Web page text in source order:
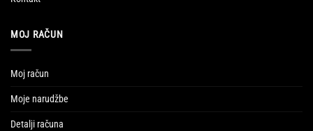
MOJ RAČUN
Moj račun
Moje narudžbe
Detalji računa